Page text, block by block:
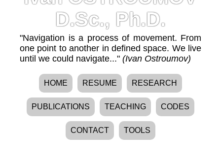
D.Sc., Ph.D.
"Navigation is a process of movement. From
one point to another in defined space. We live
until we could navigate..." (Ivan Ostroumov)
HOME RESUME RESEARCH
PUBLICATIONS TEACHING CODES
CONTACT TOOLS